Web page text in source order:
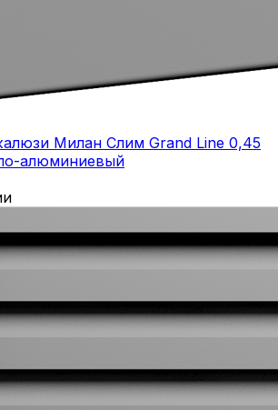
Милан Слим Grand Line 0,45
алюминиевый